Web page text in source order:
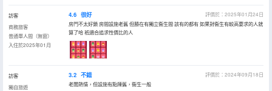
訪客
商務旅客
普通單人間（無窗）
入住於2025年01月
4.6 很好
評價於：2025年01月24日
房門不太好鎖 房間設施老舊 但勝在有獨立衞生間 該有的都有 如果對衞生有較高要求的人就
算了哈 衹適合追求性價比的人
訪客
獨自旅遊
3.2 不錯
評價於：2024年09月18日
老闆熱情，但設施有點陳舊，衞生一般